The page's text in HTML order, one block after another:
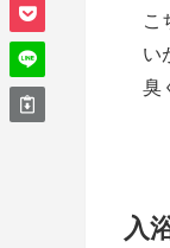
こ
い
臭
入